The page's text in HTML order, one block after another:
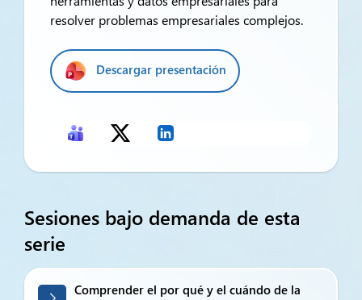
resolver problemas empresariales complejos.
Descargar presentación
Sesiones bajo demanda de esta
serie
Comprender el por qué y el cuándo de la